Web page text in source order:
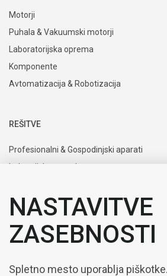
Motorji
Puhala & Vakuumski motorji
Laboratorijska oprema
Komponente
Avtomatizacija & Robotizacija
REŠITVE
Profesionalni & Gospodinjski aparati
Industrijska uporaba
Mobilnost
ZEMLJEVID STRANI
Raziskave & Razvoj
NASTAVITVE
ZASEBNOSTI
Spletno mesto uporablja